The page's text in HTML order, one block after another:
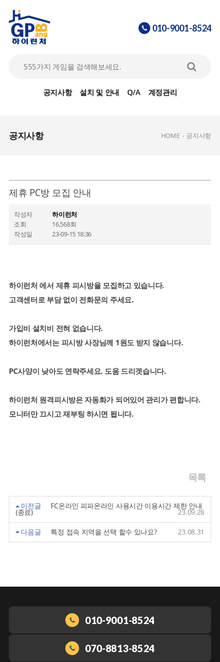
공지사항 설치 및 안내 Q/A 계정관리
010-9001-8524
공지사항 HOME - 공지사항
제휴 PC방 모집 안내
작성자
하이런처
조회
16,568회
작성일
23-09-15 18:36
하이런처 에서 제휴 피시방을 모집하고 있습니다.
고객센터로 부담 없이 전화문의 주세요.
가입비 설치비 전혀 없습니다.
하이런처에서는 피시방 사장님께 1원도 받지 않습니다.
PC사양이 낮아도 연락주세요. 도움 드리겟습니다.
하이런처 원격피시방은 자동화가 되어있어 관리가 편합니다.
모니터만 끄시고 재부팅 하시면 됩니다.
목록
이전글 FC온라인 피파온라인 사용시간 이용시간 제한 안내
(종료) 23.09.28
다음글 특정 접속 지역을 선택 할수 있나요? 23.08.31
010-9001-8524
070-8813-8524